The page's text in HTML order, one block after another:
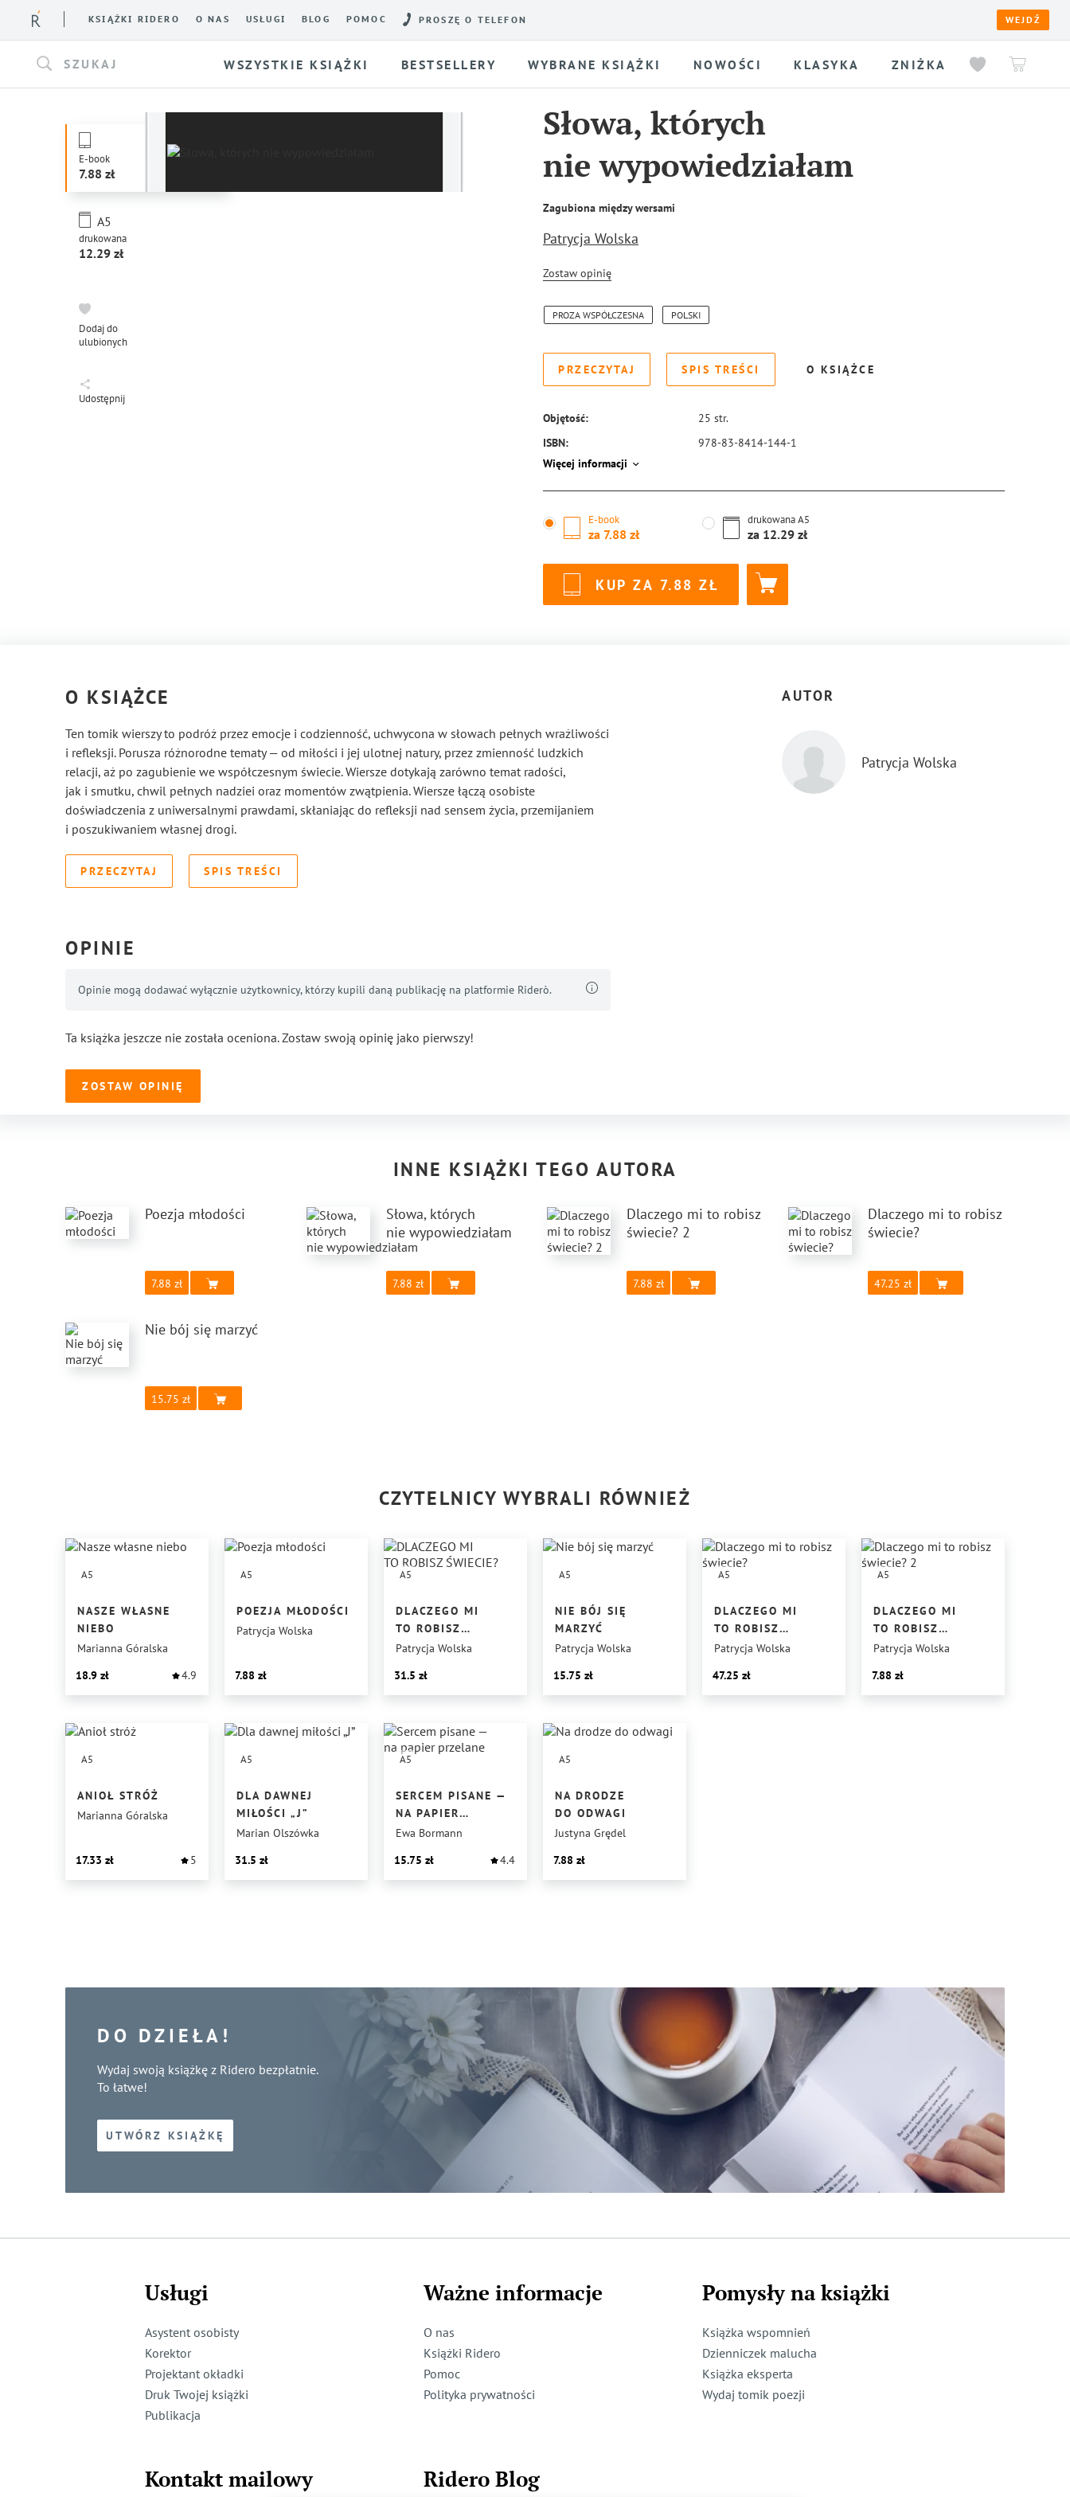
KSIĄŻKI RIDERO O NAS USŁUGI BLOG POMOC PROSZĘ O TELEFON WEJDŹ
SZUKAJ WSZYSTKIE KSIĄŻKI BESTSELLERY WYBRANE KSIĄŻKI NOWOŚCI KLASYKA ZNIŻKA
E-book
7.88
drukowana
A5
12.29
Dodaj do
ulubionych
Udostępnij
Słowa, których
nie wypowiedziałam
Zagubiona między wersami
Patrycja Wolska
Zostaw opinię
PROZA WSPÓŁCZESNA POLSKI
PRZECZYTAJ SPIS TREŚCI O KSIĄŻCE
Objętość: 25 str.
ISBN:
978-83-8414-144-1
Więcej informacji
E-book
za 7.88
drukowanaA5
za 12.29
KUP ZA 7.88
O KSIĄŻCE
Ten tomik wierszy to podróż przez emocje i codzienność, uchwycona w słowach pełnych wrażliwości
i refleksji. Porusza różnorodne tematy — od miłości i jej ulotnej natury, przez zmienność ludzkich
relacji, aż po zagubienie we współczesnym świecie. Wiersze dotykają zarówno temat radości,
jak i smutku, chwil pełnych nadziei oraz momentów zwątpienia. Wiersze łączą osobiste
doświadczenia z uniwersalnymi prawdami, skłaniając do refleksji nad sensem życia, przemijaniem
i poszukiwaniem własnej drogi.
PRZECZYTAJ SPIS TREŚCI
OPINIE
Opinie mogą dodawać wyłącznie użytkownicy, którzy kupili daną publikację na platformie Riderò.
Ta książka jeszcze nie została oceniona. Zostaw swoją opinię jako pierwszy!
ZOSTAW OPINIĘ
AUTOR
Patrycja Wolska
INNE KSIĄŻKI TEGO AUTORA
Poezja młodości
7.88
Słowa, których
nie wypowiedziałam
7.88
Dlaczego mi to robisz
świecie? 2
7.88
Dlaczego mi to robisz
świecie?
47.25
Nie bój się marzyć
15.75
CZYTELNICY WYBRALI RÓWNIEŻ
A5
NASZE WŁASNE
NIEBO
Marianna Góralska
18.9
4.9
A5
POEZJA MŁODOŚCI
Patrycja Wolska
7.88
A5
DLACZEGO MI
TO ROBISZ
ŚWIECIE?
Patrycja Wolska
31.5
A5
NIE BÓJ SIĘ
MARZYĆ
Patrycja Wolska
15.75
A5
DLACZEGO MI
TO ROBISZ
ŚWIECIE?
Patrycja Wolska
47.25
A5
DLACZEGO MI
TO ROBISZ
ŚWIECIE? 2
Patrycja Wolska
7.88
A5
ANIOŁ STRÓŻ
Marianna Góralska
17.33 5
A5
DLA DAWNEJ
MIŁOŚCI „J”
Marian Olszówka
31.5
A5
SERCEM PISANE —
NA PAPIER
PRZELANE
Ewa Bormann
15.75
4.4
A5
NA DRODZE
DO ODWAGI
Justyna Grędel
7.88
DO DZIEŁA!
Wydaj swoją książkę z Ridero bezpłatnie.
To łatwe!
UTWÓRZ KSIĄŻKĘ
Usługi
Asystent osobisty
Korektor
Projektant okładki
Druk Twojej książki
Publikacja
Ważne informacje
O nas
Książki Ridero
Pomoc
Polityka prywatności
Pomysły na książki
Książka wspomnień
Dzienniczek malucha
Książka eksperta
Wydaj tomik poezji
Kontakt mailowy Ridero Blog